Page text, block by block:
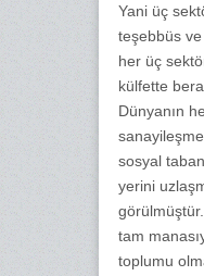
Yani üç
teşebbüs ve
her üç
külfette
Dünyanın
sosyal
yerini
tam
toplumu